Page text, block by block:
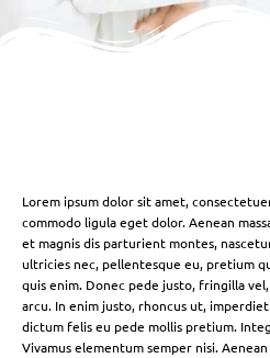
Lorem ipsum dolor sit amet,
commodo ligula eget dolor. Aenean
et magnis dis parturient montes,
ultricies nec, pellentesque eu, pretium
quis enim. Donec pede justo, fringilla
arcu. In enim justo, rhoncus ut,
dictum felis eu pede mollis pretium.
Vivamus elementum semper nisi.